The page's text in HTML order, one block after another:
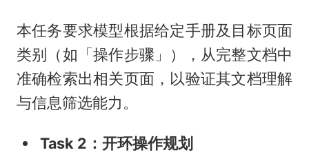
本任务要求模型根据给定手册及目标页面
类别（如「操作步骤」），从完整文档中
准确检索出相关页面，以验证其文档理解
与信息筛选能力。
Task 2：开环操作规划